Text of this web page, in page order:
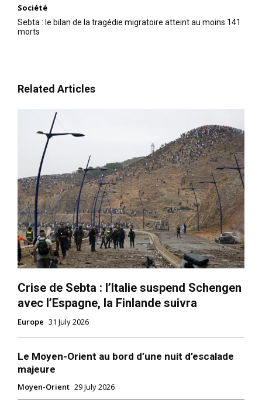
Société
Sebta : le bilan de la tragédie migratoire atteint au moins 141
morts
Related Articles
Crise de Sebta : l’Italie suspend Schengen
avec l’Espagne, la Finlande suivra
Europe 31 July 2026
Le Moyen-Orient au bord d’une nuit d’escalade
majeure
Moyen-Orient 29 July 2026